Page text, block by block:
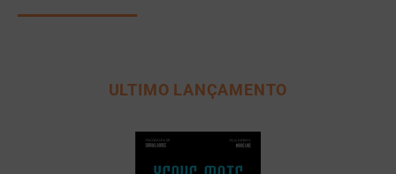
ULTIMO LANÇAMENTO